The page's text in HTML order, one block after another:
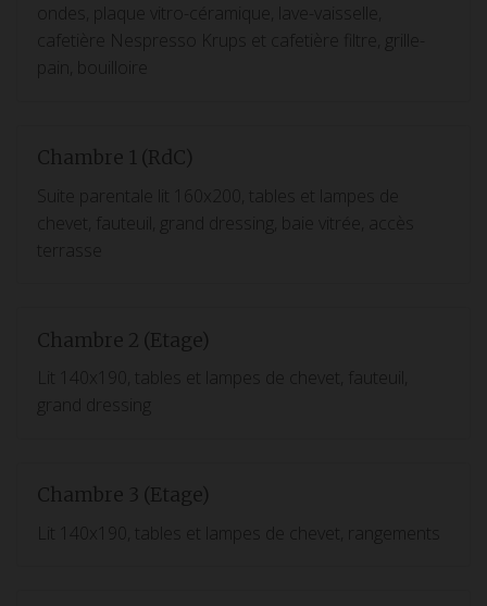
ondes, plaque vitro-céramique, lave-vaisselle,
cafetière Nespresso Krups et cafetière filtre, grille-
Chambre 1 (RdC)
Suite parentale lit 160x200, tables et lampes de
chevet, fauteuil, grand dressing, baie vitrée, accès
terrasse
Chambre 2 (Etage)
Lit 140x190, tables et lampes de chevet, fauteuil,
grand dressing
Chambre 3 (Etage)
Lit 140x190, tables et lampes de chevet, rangements